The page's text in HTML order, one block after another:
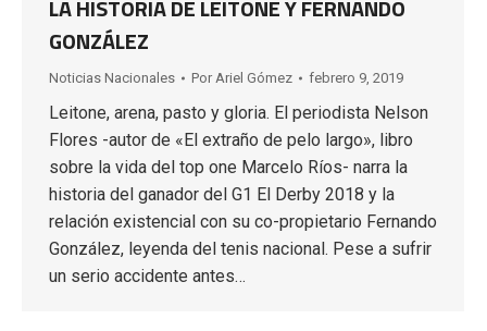
LA HISTORIA DE LEITONE Y FERNANDO
GONZÁLEZ
Noticias Nacionales Por Ariel Gómez febrero 9, 2019
Leitone, arena, pasto y gloria. El periodista Nelson
Flores -autor de «El extraño de pelo largo», libro
sobre la vida del top one Marcelo Ríos- narra la
historia del ganador del G1 El Derby 2018 y la
relación existencial con su co-propietario Fernando
González, leyenda del tenis nacional. Pese a sufrir
un serio accidente antes…